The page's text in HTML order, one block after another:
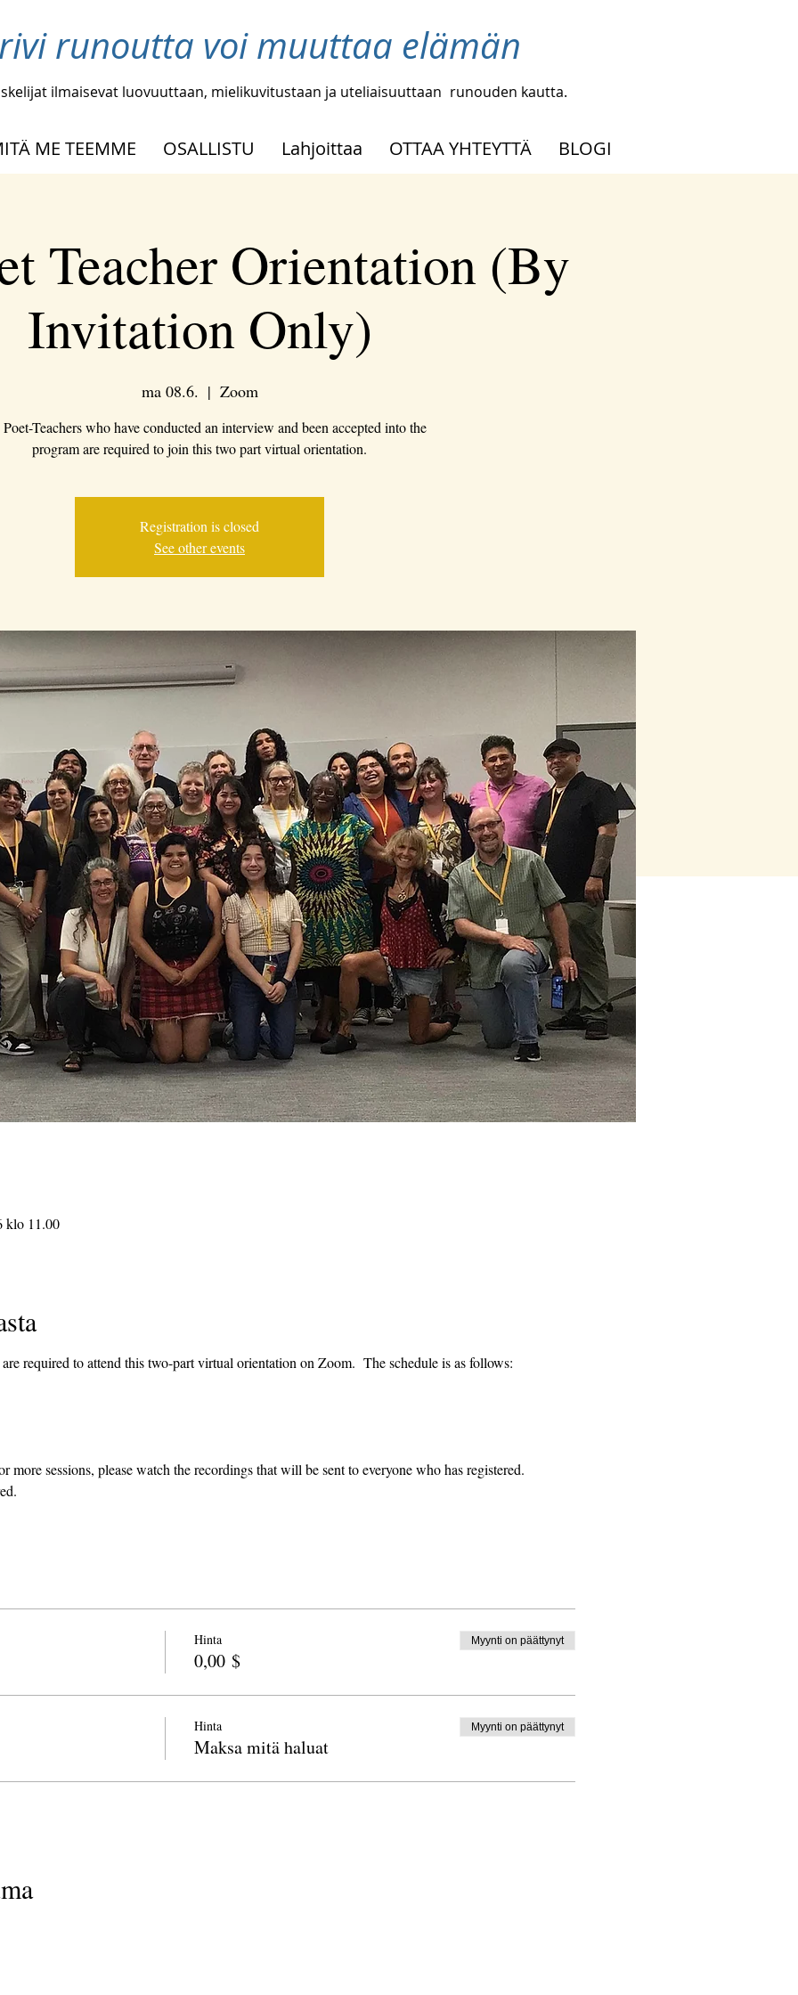
runoutta voi muuttaa elämän
ilmaisevat luovuuttaan, mielikuvitustaan ja uteliaisuuttaan runouden kautta.
ME TEEMME OSALLISTU Lahjoittaa OTTAA YHTEYTTÄ BLOGI
Teacher Orientation (By
Invitation Only)
ma 08.6.
  |
Zoom
Teachers who have conducted an interview and been accepted into the
program are required to join this two part virtual orientation.
Registration is closed
See other events
klo 11.00
required to attend this two-part virtual orientation on Zoom.  The schedule is as follows:
more sessions, please watch the recordings that will be sent to everyone who has registered.
Hinta
0,00 $
Myynti on päättynyt
Hinta
Maksa mitä haluat
Myynti on päättynyt